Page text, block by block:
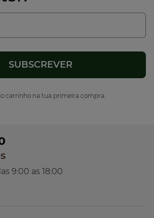
carrinho na tua primeira compra.
9:00 as 18:00